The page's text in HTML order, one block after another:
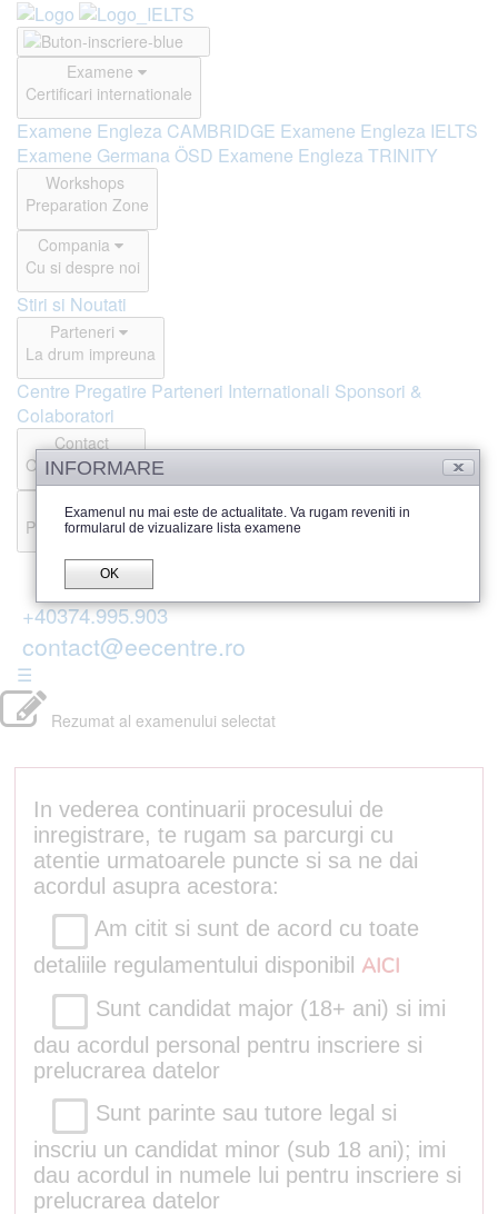
Examene
Certificari internationale
Examene Engleza CAMBRIDGE Examene Engleza IELTS
Examene Germana ÖSD Examene Engleza TRINITY
Workshops
Preparation Zone
Compania
Cu si despre noi
Stiri si Noutati
Parteneri
La drum impreuna
Centre Pregatire Parteneri Internationali Sponsori &
Colaboratori
Contact
Offline si Online
Recenzii
Parerea publicului
+40374.995.903
contact@eecentre.ro
☰
Rezumat al examenului selectat
In vederea continuarii procesului de
inregistrare, te rugam sa parcurgi cu
atentie urmatoarele puncte si sa ne dai
acordul asupra acestora:
Am citit si sunt de acord cu toate
detaliile regulamentului disponibil AICI
Sunt candidat major (18+ ani) si imi
dau acordul personal pentru inscriere si
prelucrarea datelor
Sunt parinte sau tutore legal si
inscriu un candidat minor (sub 18 ani); imi
dau acordul in numele lui pentru inscriere si
prelucrarea datelor
INFORMARE
Examenul nu mai este de actualitate. Va rugam reveniti in
formularul de vizualizare lista examene
OK